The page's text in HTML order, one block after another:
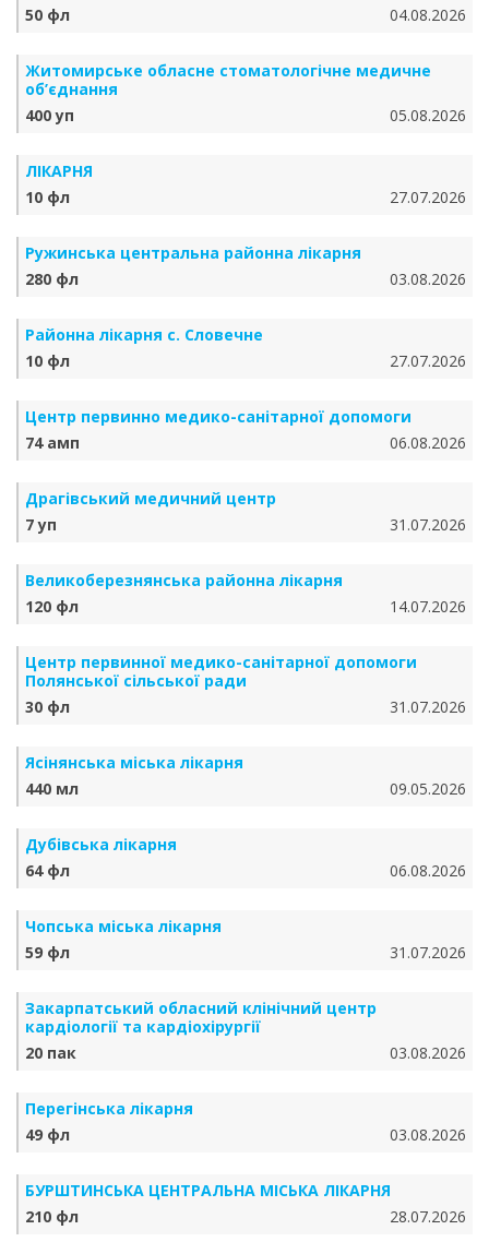
50 фл
04.08.2026
Житомирське обласне стоматологічне медичне
об’єднання
400 уп
05.08.2026
ЛІКАРНЯ
10 фл
27.07.2026
Ружинська центральна районна лікарня
280 фл
03.08.2026
Районна лікарня с. Словечне
10 фл
27.07.2026
Центр первинно медико-санітарної допомоги
74 амп
06.08.2026
Драгівський медичний центр
7 уп
31.07.2026
Великоберезнянська районна лікарня
120 фл
14.07.2026
Центр первинної медико-санітарної допомоги
Полянської сільської ради
30 фл
31.07.2026
Ясінянська міська лікарня
440 мл
09.05.2026
Дубівська лікарня
64 фл
06.08.2026
Чопська міська лікарня
59 фл
31.07.2026
Закарпатський обласний клінічний центр
кардіології та кардіохірургії
20 пак
03.08.2026
Перегінська лікарня
49 фл
03.08.2026
БУРШТИНСЬКА ЦЕНТРАЛЬНА МІСЬКА ЛІКАРНЯ
210 фл
28.07.2026